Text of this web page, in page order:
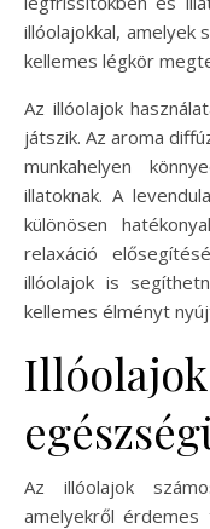
illóolajokkal, amelyek
kellemes légkör
Az illóolajok
játszik. Az aroma
munkahelyen
illatoknak. A
különösen
relaxáció
illóolajok is
kellemes élményt
Az illóolajok
amelyekről érdemes